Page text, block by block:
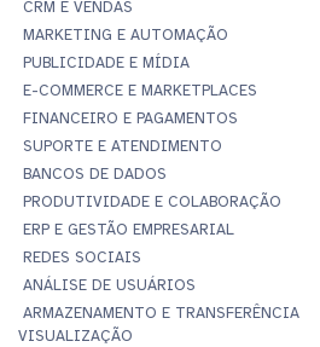
CRM E VENDAS
MARKETING E AUTOMAÇÃO
PUBLICIDADE E MÍDIA
E-COMMERCE E MARKETPLACES
FINANCEIRO E PAGAMENTOS
SUPORTE E ATENDIMENTO
BANCOS DE DADOS
PRODUTIVIDADE E COLABORAÇÃO
ERP E GESTÃO EMPRESARIAL
REDES SOCIAIS
ANÁLISE DE USUÁRIOS
ARMAZENAMENTO E TRANSFERÊNCIA
VISUALIZAÇÃO